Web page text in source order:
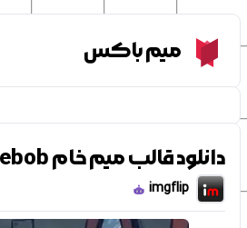
Meme Boxمیم باکس
دانلود قالب میم خام Lonely Spongebob
imgflip